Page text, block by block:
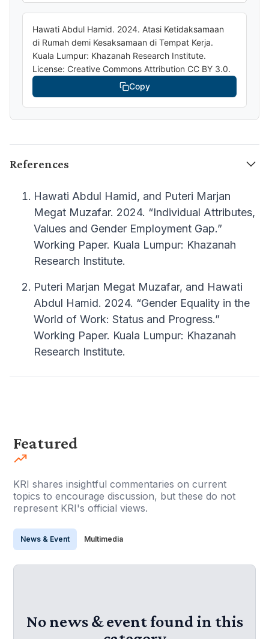
Hawati Abdul Hamid. 2024. Atasi Ketidaksamaan
di Rumah demi Kesaksamaan di Tempat Kerja.
Kuala Lumpur: Khazanah Research Institute.
License: Creative Commons Attribution CC BY 3.0.
Copy
References
Hawati Abdul Hamid, and Puteri Marjan
Megat Muzafar. 2024. “Individual Attributes,
Values and Gender Employment Gap.”
Working Paper. Kuala Lumpur: Khazanah
Research Institute.
Puteri Marjan Megat Muzafar, and Hawati
Abdul Hamid. 2024. “Gender Equality in the
World of Work: Status and Progress.”
Working Paper. Kuala Lumpur: Khazanah
Research Institute.
Featured
KRI shares insightful commentaries on current
topics to encourage discussion, but these do not
represent KRI's official views.
News & Event Multimedia
No news & event found in this